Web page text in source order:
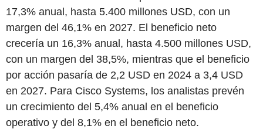
17,3% anual, hasta 5.400 millones USD, con un
margen del 46,1% en 2027. El beneficio neto
crecería un 16,3% anual, hasta 4.500 millones USD,
con un margen del 38,5%, mientras que el beneficio
por acción pasaría de 2,2 USD en 2024 a 3,4 USD
en 2027. Para Cisco Systems, los analistas prevén
un crecimiento del 5,4% anual en el beneficio
operativo y del 8,1% en el beneficio neto.